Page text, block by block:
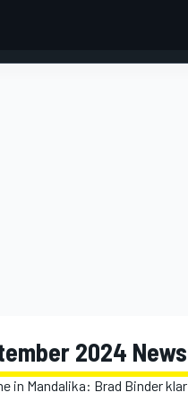
2024
in Mandalika: Brad Binder